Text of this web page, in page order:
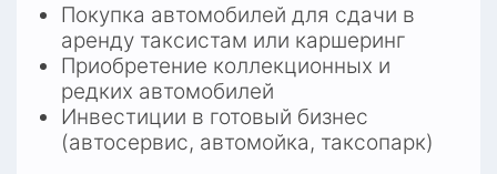
Покупка автомобилей для сдачи в
аренду таксистам или каршеринг
Приобретение коллекционных и
редких автомобилей
Инвестиции в готовый бизнес
(автосервис, автомойка, таксопарк)